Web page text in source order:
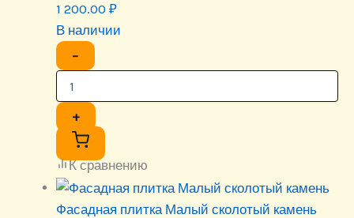
1 200.00 ₽
В наличии
−
+
К сравнению
Фасадная плитка Малый сколотый камень